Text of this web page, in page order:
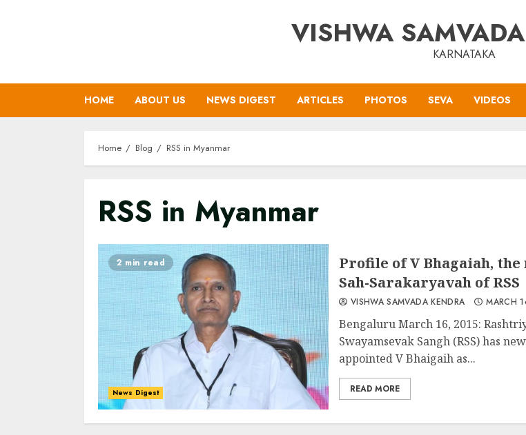
VISHWA
KARNATAKA
HOME ABOUT US NEWS DIGEST ARTICLES PHOTOS SEVA VIDEOS
Home Blog RSS in Myanmar
RSS in Myanmar
2 min read
News Digest
Profile of V Bhagaiah, the
Sah-Sarakaryavah of RSS
VISHWA SAMVADA KENDRA MARCH
Bengaluru March 16, 2015:
Swayamsevak Sangh (RSS) has
appointed V Bhaigaih as...
READ MORE